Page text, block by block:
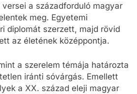
a századforduló magyar
meg. Egyetemi
diplomát szerzett, majd rövid
az életének középpontja.
a szerelem témája határozta
iránti sóvárgás. Emellett
a XX. század eleji magyar